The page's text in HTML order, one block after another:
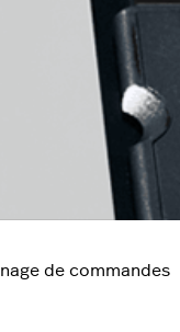
de commandes